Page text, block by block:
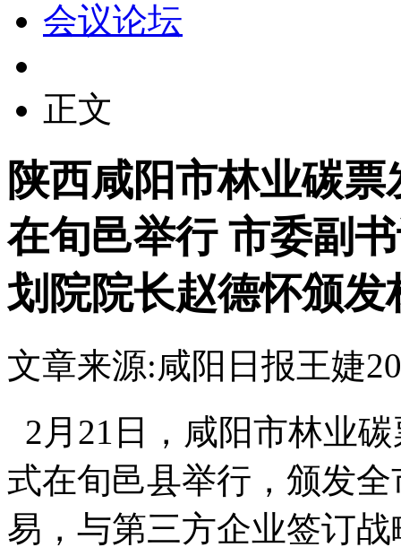
会议论坛
正文
陕西咸阳市林业碳
在旬邑举行 市委副
划院院长赵德怀颁
文章来源:咸阳日报王婕
2月21日，咸阳市林业
式在旬邑县举行，颁发
易，与第三方企业签订